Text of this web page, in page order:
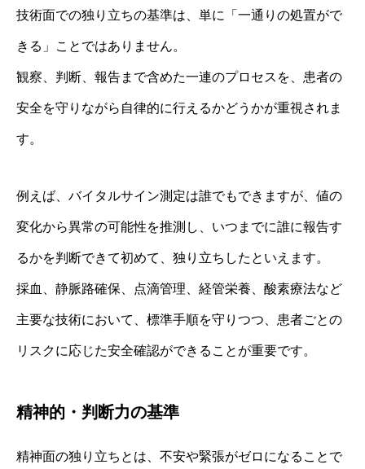
技術面での独り立ちの基準は、単に「一通りの処置がで
きる」ことではありません。
観察、判断、報告まで含めた一連のプロセスを、患者の
安全を守りながら自律的に行えるかどうかが重視されま
す。
例えば、バイタルサイン測定は誰でもできますが、値の
変化から異常の可能性を推測し、いつまでに誰に報告す
るかを判断できて初めて、独り立ちしたといえます。
採血、静脈路確保、点滴管理、経管栄養、酸素療法など
主要な技術において、標準手順を守りつつ、患者ごとの
リスクに応じた安全確認ができることが重要です。
精神的・判断力の基準
精神面の独り立ちとは、不安や緊張がゼロになることで